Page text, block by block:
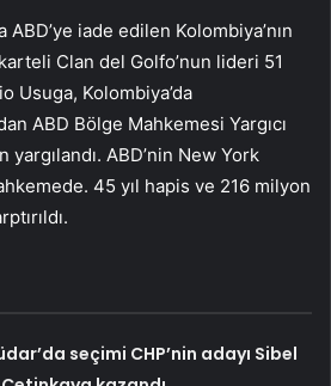
ABD’ye iade edilen Kolombiya’nın
Clan del Golfo’nun lideri 51
Usuga, Kolombiya’da
ABD Bölge Mahkemesi Yargıcı
yargılandı. ABD’nin New York
45 yıl hapis ve 216 milyon
seçimi CHP’nin adayı Sibel